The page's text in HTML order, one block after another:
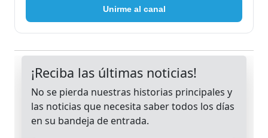
Unirme al canal